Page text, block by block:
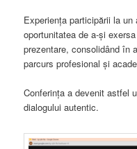
Experiența participării la
oportunitatea de a-și
prezentare, consolidând în
parcurs profesional și
Conferința a devenit astfel
dialogului autentic.